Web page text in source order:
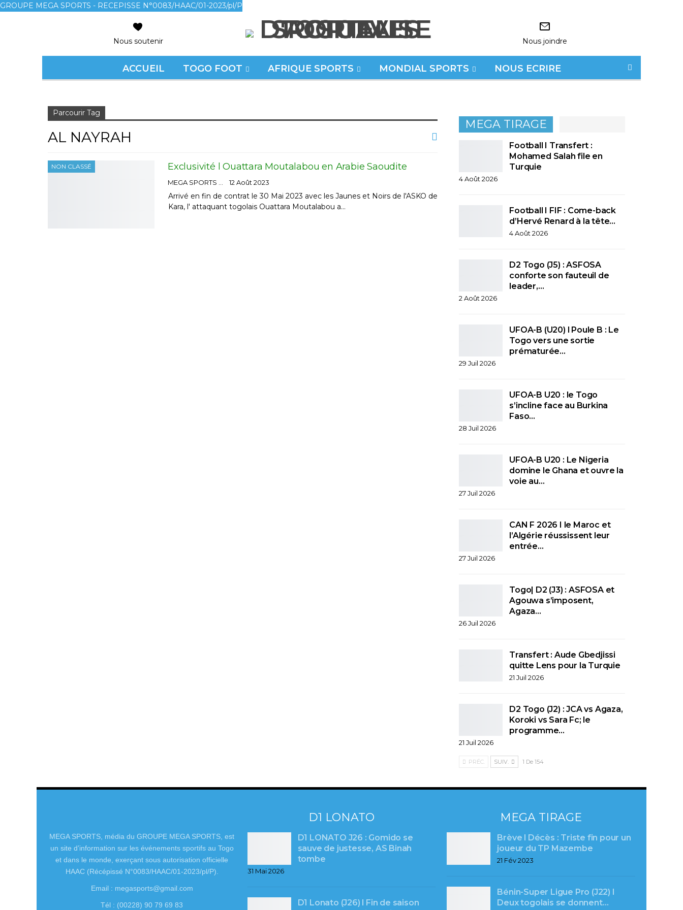
GROUPE MEGA SPORTS - RECEPISSE N°0083/HAAC/01-2023/pl/P
Nous soutenir Nous joindre
ACCUEIL TOGO FOOT AFRIQUE SPORTS MONDIAL SPORTS NOUS ECRIRE
Parcourir Tag
AL NAYRAH
NON CLASSÉ Exclusivité l Ouattara Moutalabou en Arabie Saoudite
12 Août 2023
Arrivé en fin de contrat le 30 Mai 2023 avec les Jaunes et Noirs de l'ASKO de
Kara, l' attaquant togolais Ouattara Moutalabou a…
MEGA TIRAGE
Football I Transfert :
Mohamed Salah file en
Turquie
4 Août 2026
Football I FIF : Come-back
d’Hervé Renard à la tête…
4 Août 2026
D2 Togo (J5) : ASFOSA
conforte son fauteuil de
leader,…
2 Août 2026
UFOA-B (U20) l Poule B : Le
Togo vers une sortie
prématurée…
29 Juil 2026
UFOA-B U20 : le Togo
s’incline face au Burkina
Faso…
28 Juil 2026
UFOA-B U20 : Le Nigeria
domine le Ghana et ouvre la
voie au…
27 Juil 2026
CAN F 2026 I le Maroc et
l’Algérie réussissent leur
entrée…
27 Juil 2026
Togo| D2 (J3) : ASFOSA et
Agouwa s’imposent,
Agaza…
26 Juil 2026
Transfert : Aude Gbedjissi
quitte Lens pour la Turquie
21 Juil 2026
D2 Togo (J2) : JCA vs Agaza,
Koroki vs Sara Fc; le
programme…
21 Juil 2026
PRÉC. SUIV. 1 De 154
MEGA SPORTS, média du GROUPE MEGA SPORTS, est
un site d’information sur les événements sportifs au Togo
et dans le monde, exerçant sous autorisation officielle
HAAC (Récépissé N°0083/HAAC/01-2023/pl/P).
Email : megasports@gmail.com
Tél : (00228) 90 79 69 83
D1 LONATO
D1 LONATO J26 : Gomido se
sauve de justesse, AS Binah
tombe
31 Mai 2026
D1 Lonato (J26) l Fin de saison
MEGA TIRAGE
Brève l Décès : Triste fin pour un
joueur du TP Mazembe
21 Fév 2023
Bénin-Super Ligue Pro (J22) l
Deux togolais se donnent…